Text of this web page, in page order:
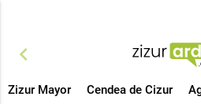
chevron_left
Zizur Mayor Cendea de Cizur